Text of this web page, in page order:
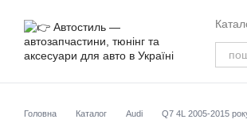
Головна Каталог Audi Q7 4L 2005-2015